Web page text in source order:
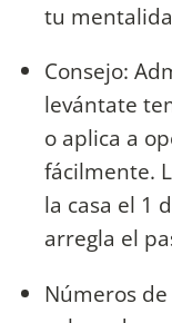
tu
Consejo:
levántate
o aplica a
fácilmente.
la casa el 1
arregla el
Números